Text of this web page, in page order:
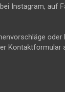
Instagram, auf
oder
Kontaktformular